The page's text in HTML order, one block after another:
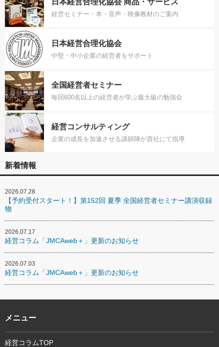
経営セミナー・本・音声・映像教材のご案内
日本経営合理化協会
中堅・中小企業の経営者をサポート
全国経営者セミナー
毎回600名以上の経営者が学ぶ最大級の勉強会
経営コンサルティング
企業の成長を加速させる講師陣が貴社にて指導
新着情報
2026.07.28
【予約受付スタート！】第152回 夏季 全国経営者セミナー講演収録
物
2026.07.17
経営コラム「JMCAweb＋」更新のお知らせ
2026.07.03
経営コラム「JMCAweb＋」更新のお知らせ
メニュー
経営コラムTOP